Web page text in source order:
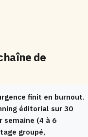
de
finit en burnout.
éditorial sur 30
semaine (4 à 6
groupé,